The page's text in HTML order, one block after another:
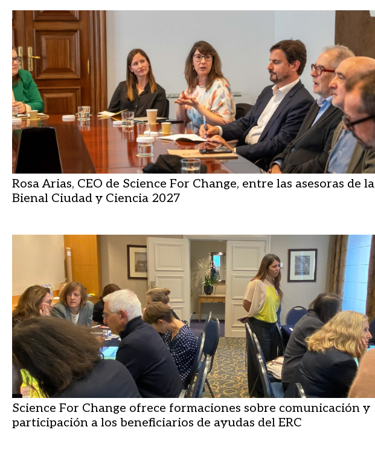
Rosa Arias, CEO de Science For Change, entre las asesoras de la
Bienal Ciudad y Ciencia 2027
Science For Change ofrece formaciones sobre comunicación y
participación a los beneficiarios de ayudas del ERC